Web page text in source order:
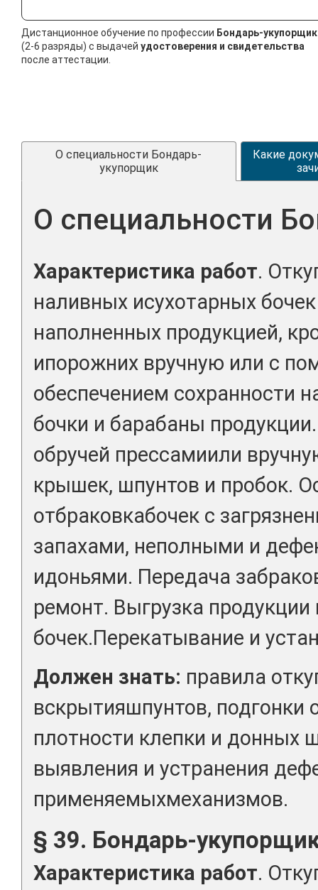
Дистанционное обучение по профессии Бондарь-укупорщик
(2-6 разряды) с выдачей удостоверения и свидетельства
после аттестации.
О специальности Бондарь-
укупорщик
Какие
О специальности
Характеристика работ.
наливных исухотарных
наполненных продукцией,
ипорожних вручную или с
обеспечением сохранности
бочки и барабаны
обручей прессамиили
крышек, шпунтов и пробок.
отбраковкабочек с
запахами, неполными и
идоньями. Передача
ремонт. Выгрузка продукции
бочек.Перекатывание и
Должен знать: правила
вскрытияшпунтов, подгонки
плотности клепки и донных
выявления и устранения
применяемыхмеханизмов.
§ 39. Бондарь-
Характеристика работ.